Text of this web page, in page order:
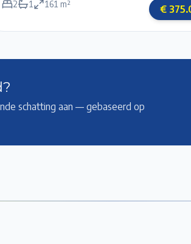
2 1 161 m² €
schatting aan — gebaseerd op